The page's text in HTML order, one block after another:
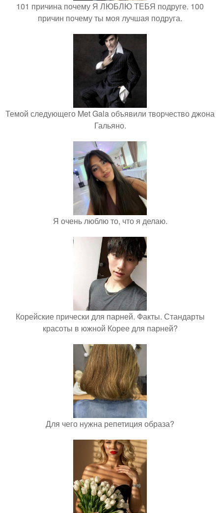
101 причина почему Я ЛЮБЛЮ ТЕБЯ подруге. 100
причин почему ты моя лучшая подруга.
Темой следующего Met Gala объявили творчество джона
Гальяно.
Я очень люблю то, что я делаю.
Корейские прически для парней. Факты. Стандарты
красоты в южной Корее для парней?
Для чего нужна репетиция образа?